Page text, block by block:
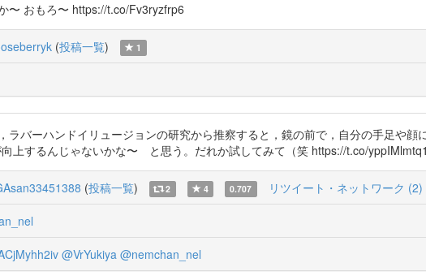
〜 おもろ〜 https://t.co/Fv3ryzfrp6
(投稿一覧) 1
ラバーハンドイリュージョンの研究から推察すると，鏡の前で，自分の手足や
上するんじゃないかな〜 と思う。だれか試してみて（笑 https://t.co/
(投稿一覧) 2 4 0.707 リツイート・ネットワーク (2)
@VrYukiya @nemchan_nel